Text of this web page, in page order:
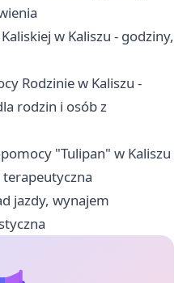
w Kaliszu - godziny,
Rodzinie w Kaliszu -
rodzin i osób z
"Tulipan" w Kaliszu
jazdy, wynajem